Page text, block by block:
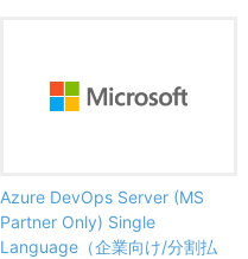
Azure DevOps Server (MS
Partner Only) Single
Language（企業向け/分割払